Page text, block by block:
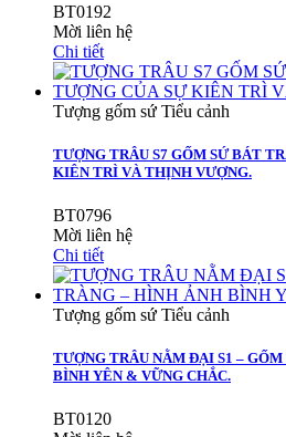
BT0192
Mời liên hệ
Chi tiết
Tượng gốm sứ Tiểu cảnh
TƯỢNG TRÂU S7 GỐM SỨ BÁT
KIÊN TRÌ VÀ THỊNH VƯỢNG.
BT0796
Mời liên hệ
Chi tiết
Tượng gốm sứ Tiểu cảnh
TƯỢNG TRÂU NẰM ĐẠI S1 –
BÌNH YÊN & VỮNG CHẮC.
BT0120